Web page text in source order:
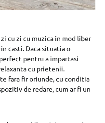
cu zi cu muzica in mod liber
casti. Daca situatia o
pentru a impartasi
cu prietenii.
fara fir oriunde, cu conditia
de redare, cum ar fi un